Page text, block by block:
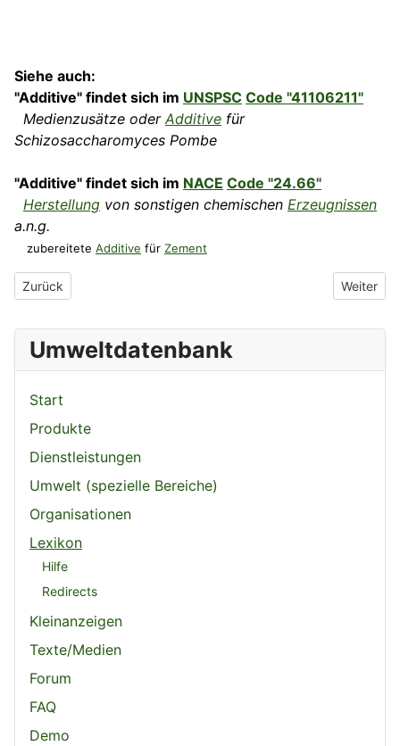
Siehe auch:
"Additive" findet sich im UNSPSC Code "41106211"
Medienzusätze oderAdditive für
Schizosaccharomyces Pombe
"Additive" findet sich im NACE Code "24.66"
Herstellung von sonstigen chemischen Erzeugnissen
a.n.g.
zubereitete Additive für Zement
Vorheriger Beitrag: Actinomyceten
Zurück Nächster
Weiter
Umweltdatenbank
Start
Produkte
Dienstleistungen
Umwelt (spezielle Bereiche)
Organisationen
Lexikon
Hilfe
Redirects
Kleinanzeigen
Texte/Medien
Forum
FAQ
Demo